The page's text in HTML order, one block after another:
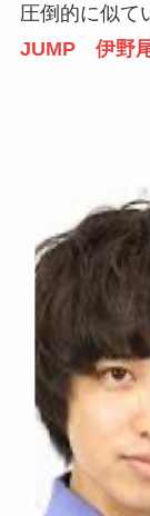
圧倒的に似て
JUMP 伊野